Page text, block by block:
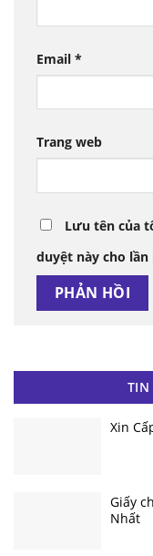
Email *
Trang web
Lưu tên của
duyệt này cho
TIN
Xin
Giấy
Nhất